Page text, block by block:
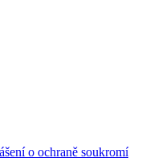
o ochraně soukromí